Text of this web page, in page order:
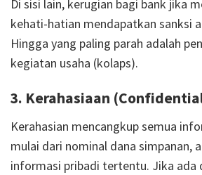
Di sisi lain, kerugian bagi bank jika
kehati-hatian mendapatkan sanksi
Hingga yang paling parah adalah
kegiatan usaha (kolaps).
3. Kerahasiaan
Kerahasian mencangkup semua
mulai dari nominal dana simpanan,
informasi pribadi tertentu. Jika ada